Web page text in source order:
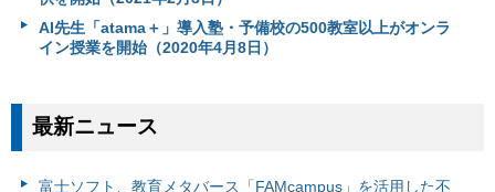
AI先生「atama＋」導入塾・予備校の500教室以上がオンラ
イン授業を開始（2020年4月8日）
最新ニュース
富⼠ソフト、教育メタバース「FAMcampus」を活用した不